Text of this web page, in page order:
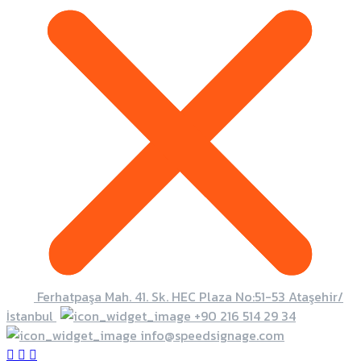
Ferhatpaşa Mah. 41. Sk. HEC Plaza No:51-53 Ataşehir/
İstanbul
+90 216 514 29 34
info@speedsignage.com